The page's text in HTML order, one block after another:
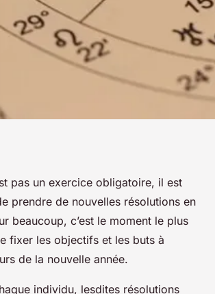
à prendre pour
des signes du
2023 •3 min de lecture
pas un exercice obligatoire, il est
prendre de nouvelles résolutions en
beaucoup, c’est le moment le plus
fixer les objectifs et les buts à
de la nouvelle année.
individu, lesdites résolutions